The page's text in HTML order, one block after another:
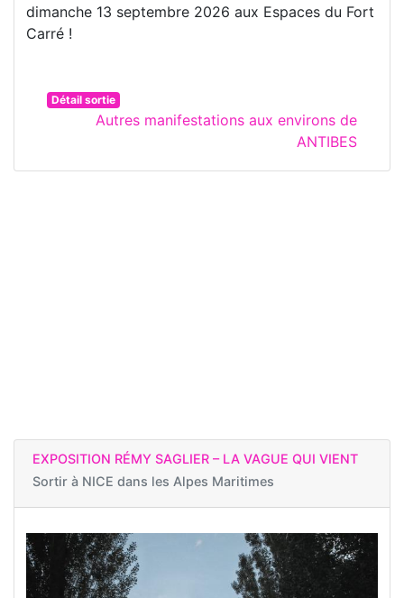
dimanche 13 septembre 2026 aux Espaces du Fort
Carré !
Détail sortie
Autres manifestations aux environs de
ANTIBES
EXPOSITION RÉMY SAGLIER – LA VAGUE QUI VIENT
Sortir à NICE dans les Alpes Maritimes